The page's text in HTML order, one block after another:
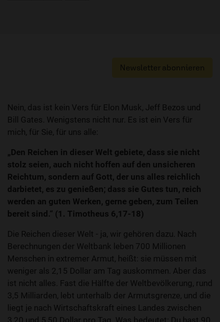
Newsletter abonnieren
Nein, das ist kein Vers für Elon Musk, Jeff Bezos und
Bill Gates. Wenigstens nicht nur. Es ist ein Vers für
mich, für Sie, für uns alle:
„Den Reichen in dieser Welt gebiete, dass sie nicht
stolz seien, auch nicht hoffen auf den unsicheren
Reichtum, sondern auf Gott, der uns alles reichlich
darbietet, es zu genießen; dass sie Gutes tun, reich
werden an guten Werken, gerne geben, zum Teilen
bereit sind.“ (1. Timotheus 6,17-18)
Die Reichen dieser Welt - ja, wir gehören dazu. Nach
Berechnungen der Weltbank leben 700 Millionen
Menschen in extremer Armut, heißt: sie müssen mit
weniger als 2,15 Dollar am Tag auskommen. Aber das
ist nicht alles. Fast die Hälfte der Weltbevölkerung, rund
3,5 Milliarden, lebt unterhalb der Armutsgrenze, und die
liegt je nach Wirtschaftskraft eines Landes zwischen
3,20 und 5,50 Dollar pro Tag. Was bedeutet: Du hast 90